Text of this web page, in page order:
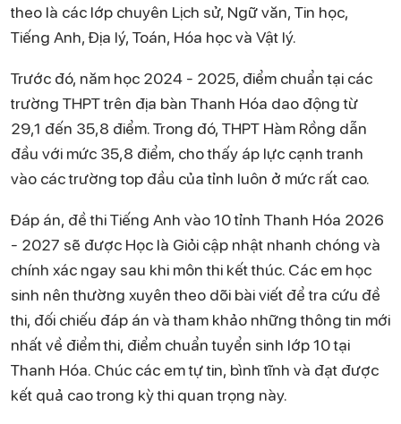
theo là các lớp chuyên Lịch sử, Ngữ văn, Tin học,
Tiếng Anh, Địa lý, Toán, Hóa học và Vật lý.
Trước đó, năm học 2024 - 2025, điểm chuẩn tại các
trường THPT trên địa bàn Thanh Hóa dao động từ
29,1 đến 35,8 điểm. Trong đó, THPT Hàm Rồng dẫn
đầu với mức 35,8 điểm, cho thấy áp lực cạnh tranh
vào các trường top đầu của tỉnh luôn ở mức rất cao.
Đáp án, đề thi Tiếng Anh vào 10 tỉnh Thanh Hóa 2026
- 2027 sẽ được Học là Giỏi cập nhật nhanh chóng và
chính xác ngay sau khi môn thi kết thúc. Các em học
sinh nên thường xuyên theo dõi bài viết để tra cứu đề
thi, đối chiếu đáp án và tham khảo những thông tin mới
nhất về điểm thi, điểm chuẩn tuyển sinh lớp 10 tại
Thanh Hóa. Chúc các em tự tin, bình tĩnh và đạt được
kết quả cao trong kỳ thi quan trọng này.